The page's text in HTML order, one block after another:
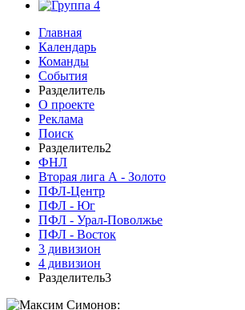
Главная
Календарь
Команды
События
Разделитель
О проекте
Реклама
Поиск
Разделитель2
ФНЛ
Вторая лига А - Золото
ПФЛ-Центр
ПФЛ - Юг
ПФЛ - Урал-Поволжье
ПФЛ - Восток
3 дивизион
4 дивизион
Разделитель3